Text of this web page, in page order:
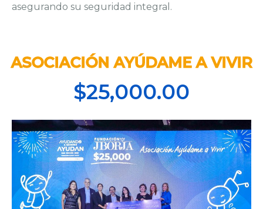
asegurando su seguridad integral.
ASOCIACIÓN AYÚDAME A VIVIR
$25,000.00